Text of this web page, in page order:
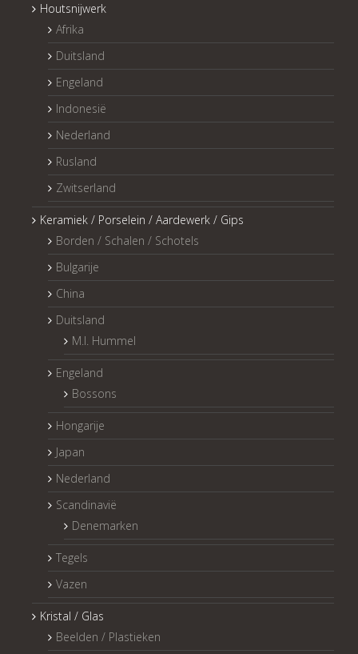
Houtsnijwerk
Afrika
Duitsland
Engeland
Indonesië
Nederland
Rusland
Zwitserland
Keramiek / Porselein / Aardewerk / Gips
Borden / Schalen / Schotels
Bulgarije
China
Duitsland
M.I. Hummel
Engeland
Bossons
Hongarije
Japan
Nederland
Scandinavië
Denemarken
Tegels
Vazen
Kristal / Glas
Beelden / Plastieken